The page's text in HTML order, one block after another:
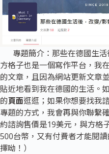
專題簡介：那些在德國生
方格子也是一個寫作平台，我
的文章，且因為網站更新文章
貼近地看到我在德國的生活。
的頁面逛逛；如果你想要找我
專題的方式，我會再與你聯繫
約諮詢售價是19美元，與方格
500台幣，又有付費者才能閱
擇呦！）